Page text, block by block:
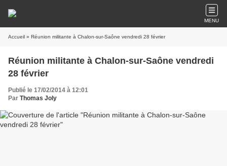
MENU
Accueil » Réunion militante à Chalon-sur-Saône vendredi 28 février
Réunion militante à Chalon-sur-Saône vendredi
28 février
Publié le 17/02/2014 à 12:01
Par Thomas Joly